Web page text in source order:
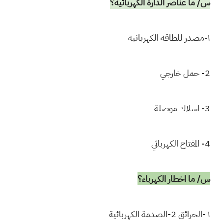
١-مصدر للطاقة الكهربائية
2- حمل خارجي
3- اسلاك موصلة
4- المفتاح الكهربائي
س/ ما اخطار الكهرباء؟
١ -الحرائق 2-الصدمة الكهربائية